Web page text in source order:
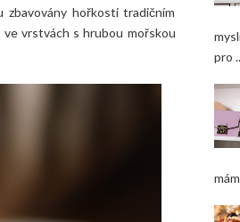
hořkosti tradičním
vrstvách s hrubou mořskou
pro